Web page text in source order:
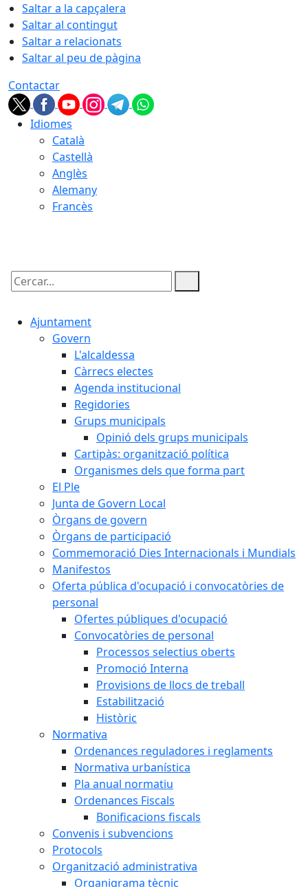
Saltar a la capçalera
Saltar al contingut
Saltar a relacionats
Saltar al peu de pàgina
Contactar
Idiomes
Català
Castellà
Anglès
Alemany
Francès
Cercar:
Ajuntament
Govern
L'alcaldessa
Càrrecs electes
Agenda institucional
Regidories
Grups municipals
Opinió dels grups municipals
Cartipàs: organització política
Organismes dels que forma part
El Ple
Junta de Govern Local
Òrgans de govern
Òrgans de participació
Commemoració Dies Internacionals i Mundials
Manifestos
Oferta pública d'ocupació i convocatòries de
personal
Ofertes públiques d'ocupació
Convocatòries de personal
Processos selectius oberts
Promoció Interna
Provisions de llocs de treball
Estabilització
Històric
Normativa
Ordenances reguladores i reglaments
Normativa urbanística
Pla anual normatiu
Ordenances Fiscals
Bonificacions fiscals
Convenis i subvencions
Protocols
Organització administrativa
Organigrama tècnic